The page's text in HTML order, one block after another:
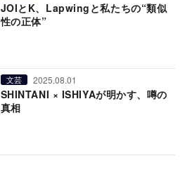
JOIとK、Lapwingと私たちの“類似
性の正体”
文芸 2025.08.01
SHINTANI × ISHIYAが明かす、噂の
真相